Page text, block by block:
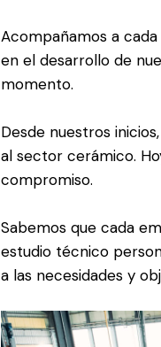
Acompañamos a
en el desarrollo de
momento.
Desde nuestros
al sector cerámico.
compromiso.
Sabemos que cada
estudio técnico
a las necesidades y